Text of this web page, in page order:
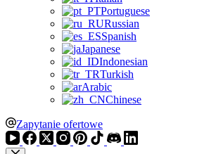
Portuguese
Russian
Spanish
Japanese
Indonesian
Turkish
Arabic
Chinese
Zapytanie ofertowe